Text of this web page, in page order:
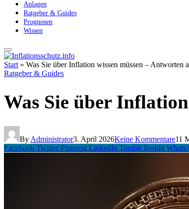
Anlagen
Ratgeber & Guides
Prognosen
Wissen
Start » Was Sie über Inflation wissen müssen – Antworten
Ratgeber & Guides
Was Sie über
By Administrator3. April 2026Keine Kommentare11
Facebook Twitter Pinterest LinkedIn Tumblr Reddit